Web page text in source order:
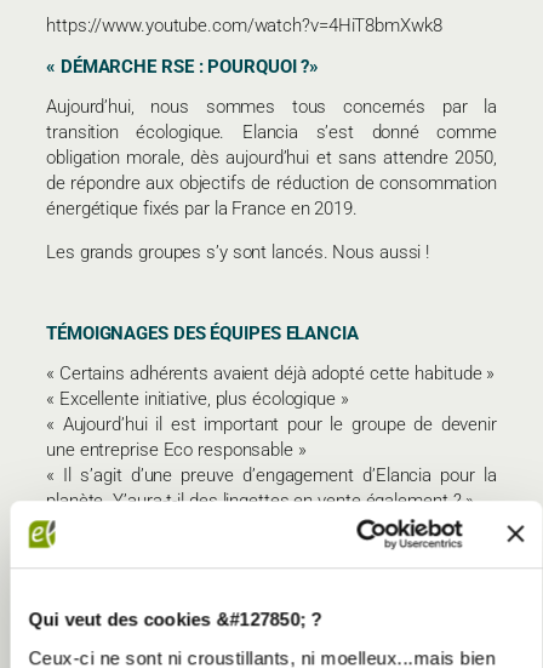
Qui veut des cookies &#127850; ?
Ceux-ci ne sont ni croustillants, ni moelleux...mais bien
https://www.youtube.com/watch?v=4HiT8bmXwk8
« DÉMARCHE RSE : POURQUOI ?»
Aujourd’hui, nous sommes tous concernés par la
transition écologique. Elancia s’est donné comme
obligation morale, dès aujourd’hui et sans attendre 2050,
de répondre aux objectifs de réduction de consommation
énergétique fixés par la France en 2019.
Les grands groupes s’y sont lancés. Nous aussi !
TÉMOIGNAGES DES ÉQUIPES ELANCIA
« Certains adhérents avaient déjà adopté cette habitude »
« Excellente initiative, plus écologique »
« Aujourd’hui il est important pour le groupe de devenir
une entreprise Eco responsable »
« Il s’agit d’une preuve d’engagement d’Elancia pour la
planète. Y’aura-t-il des lingettes en vente également ? »
« Projet que je recommande depuis quelques mois »